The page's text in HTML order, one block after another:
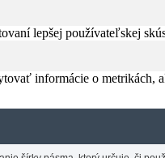
lepšej používateľskej
informácie o metrikách,